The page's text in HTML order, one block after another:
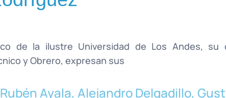
de la ilustre Universidad de Los Andes, su
y Obrero, expresan sus
Rubén Ayala, Alejandro Delgadillo,